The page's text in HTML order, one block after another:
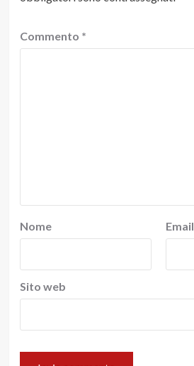
Commento *
Nome Email
Sito web